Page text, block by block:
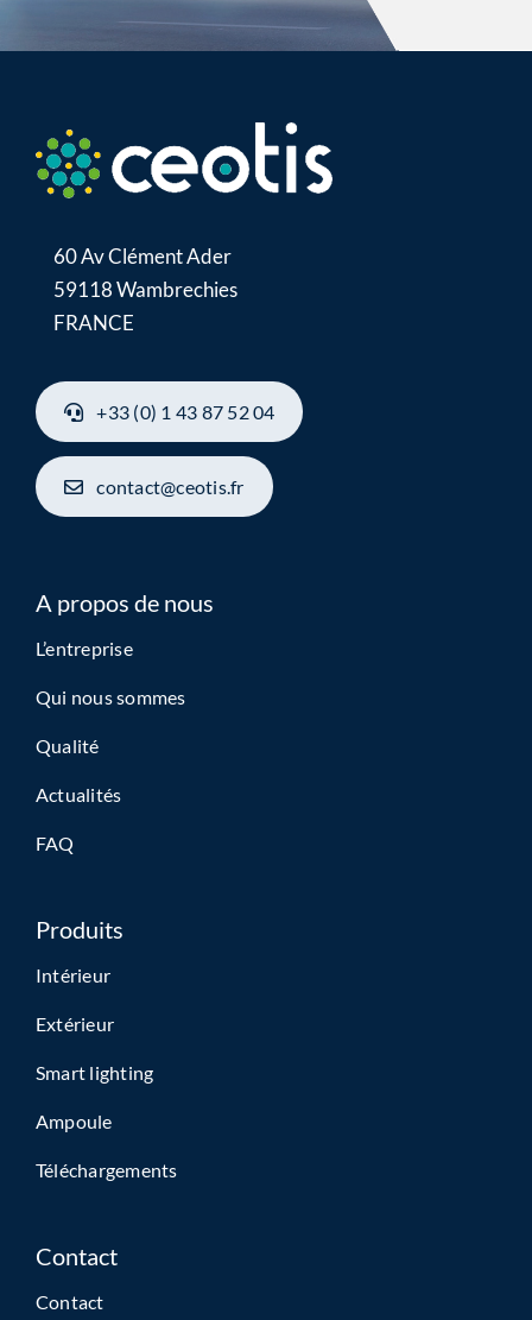
60 Av Clément Ader
59118 Wambrechies
FRANCE
+33 (0) 1 43 87 52 04
contact@ceotis.fr
A propos de nous
L’entreprise
Qui nous sommes
Qualité
Actualités
FAQ
Produits
Intérieur
Extérieur
Smart lighting
Ampoule
Téléchargements
Contact
Contact